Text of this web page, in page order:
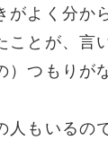
がよく分か
ことが、言
）つもり
人もいるの